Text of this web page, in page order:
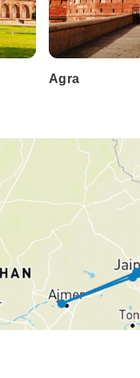
Agra